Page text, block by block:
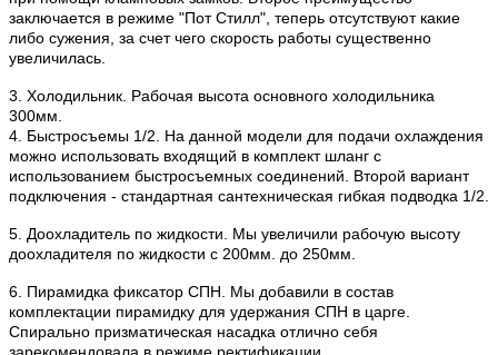
заключается в режиме "Пот Стилл", теперь отсутствуют какие
либо сужения, за счет чего скорость работы существенно
увеличилась.
3. Холодильник. Рабочая высота основного холодильника
300мм.
4. Быстросъемы 1/2. На данной модели для подачи охлаждения
можно использовать входящий в комплект шланг с
использованием быстросъемных соединений. Второй вариант
подключения - стандартная сантехническая гибкая подводка 1/2.
5. Доохладитель по жидкости. Мы увеличили рабочую высоту
доохладителя по жидкости с 200мм. до 250мм.
6. Пирамидка фиксатор СПН. Мы добавили в состав
комплектации пирамидку для удержания СПН в царге.
Спирально призматическая насадка отлично себя